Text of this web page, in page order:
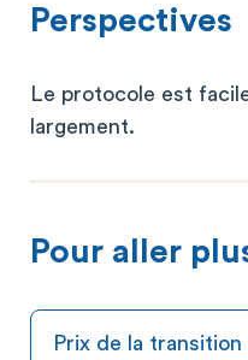
Perspectives
Le protocole est
largement.
Pour aller
Prix de la